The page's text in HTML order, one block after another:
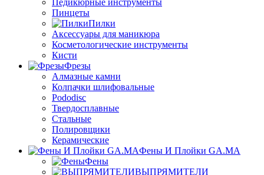
Педикюрные инструменты
Пинцеты
Пилки
Аксессуары для маникюра
Косметологические инструменты
Кисти
Фрезы
Алмазные камни
Колпачки шлифовальные
Pododisc
Твердосплавные
Стальные
Полировщики
Керамические
Фены И Плойки GA.MA
Фены
ВЫПРЯМИТЕЛИ